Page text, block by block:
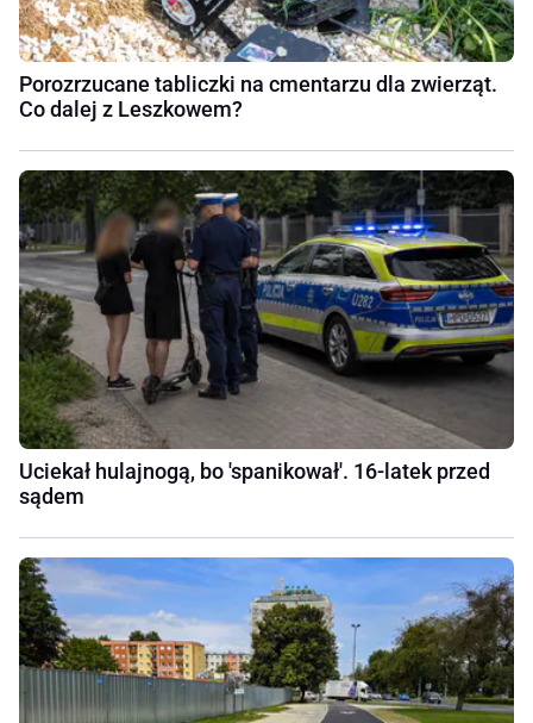
Porozrzucane tabliczki na cmentarzu dla zwierząt.
Co dalej z Leszkowem?
Uciekał hulajnogą, bo 'spanikował'. 16-latek przed
sądem